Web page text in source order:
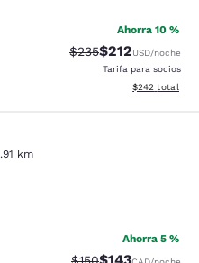
Ahorra 10 %
Precio tachado:
$235Precio con
$212USD/noche
Tarifa para socios
Ver detalles
$242 total
km
estrellas. Muy bueno. 1213 reseñas
Ahorra 5 %
Precio tachado:
Precio con